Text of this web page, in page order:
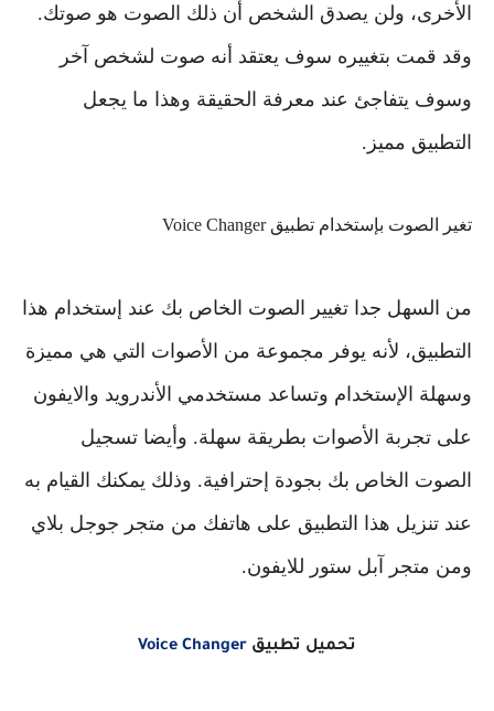
الأخرى، ولن يصدق الشخص أن ذلك الصوت هو صوتك.
وقد قمت بتغييره سوف يعتقد أنه صوت لشخص آخر
وسوف يتفاجئ عند معرفة الحقيقة وهذا ما يجعل
التطبيق مميز.
تغير الصوت بإستخدام تطبيق Voice Changer
من السهل جدا تغيير الصوت الخاص بك عند إستخدام هذا
التطبيق، لأنه يوفر مجموعة من الأصوات التي هي مميزة
وسهلة الإستخدام وتساعد مستخدمي الأندرويد والايفون
على تجربة الأصوات بطريقة سهلة. وأيضا تسجيل
الصوت الخاص بك بجودة إحترافية. وذلك يمكنك القيام به
عند تنزيل هذا التطبيق على هاتفك من متجر جوجل بلاي
ومن متجر آبل ستور للايفون.
تحميل تطبيق Voice Changer